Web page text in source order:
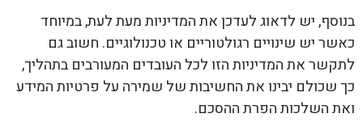
בנוסף, יש לדאוג לעדכן את המדיניות מעת לעת, במיוחד
כאשר יש שינויים רגולטוריים או טכנולוגיים. חשוב גם
לתקשר את המדיניות הזו לכל העובדים המעורבים בתהליך,
כך שכולם יבינו את החשיבות של שמירה על פרטיות המידע
ואת השלכות הפרת ההסכם.